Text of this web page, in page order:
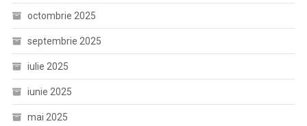
octombrie 2025
septembrie 2025
iulie 2025
iunie 2025
mai 2025